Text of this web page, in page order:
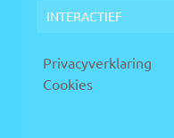
INTERACTIEF
Privacyverklaring
Cookies